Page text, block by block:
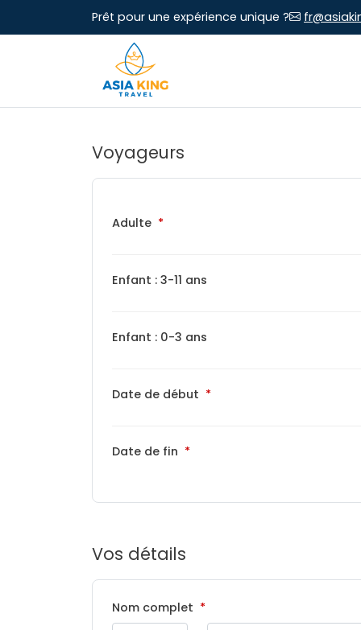
Prêt pour une expérience unique ?
Voyageurs
Adulte
Enfant : 3-11 ans
Enfant : 0-3 ans
Date de début
Date de fin
Vos détails
Nom complet